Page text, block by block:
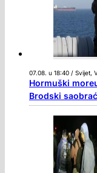
07.08. u 18:40 / Svijet,
Hormuški
Brodski